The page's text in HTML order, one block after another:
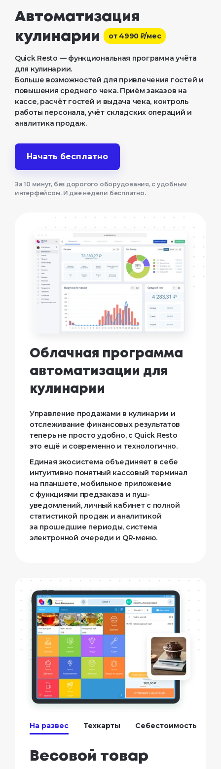
Автоматизация
кулинарии
от 4990 ₽/мес
Quick Resto — функциональная программа учёта
для кулинарии.
Больше возможностей для привлечения гостей и
повышения среднего чека. Приём заказов на
кассе, расчёт гостей и выдача чека, контроль
работы персонала, учёт складских операций и
аналитика продаж.
Начать бесплатно
За 10 минут, без дорогого оборудования, с удобным
интерфейсом. И две недели бесплатно.
Облачная программа
автоматизации для
кулинарии
Управление продажами в кулинарии и
отслеживание финансовых результатов
теперь не просто удобно, с Quick Resto
это ещё и современно и технологично.
Единая экосистема объединяет в себе
интуитивно понятный кассовый терминал
на планшете, мобильное приложение
с функциями предзаказа и пуш-
уведомлений, личный кабинет с полной
статистикой продаж и аналитикой
за прошедшие периоды, система
электронной очереди и QR-меню.
На развес Техкарты Себестоимость
Весовой товар